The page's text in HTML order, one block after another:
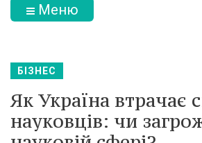
Меню
БІЗНЕС
Як Україна втрачає
науковців: чи